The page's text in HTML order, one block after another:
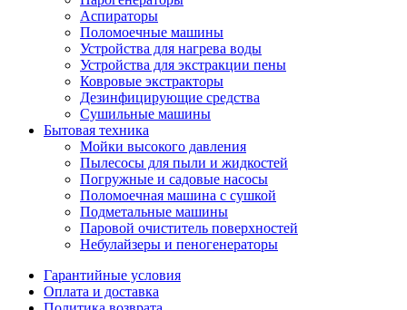
Аспираторы
Поломоечные машины
Устройства для нагрева воды
Устройства для экстракции пены
Ковровые экстракторы
Дезинфицирующие средства
Сушильные машины
Бытовая техника
Мойки высокого давления
Пылесосы для пыли и жидкостей
Погружные и садовые насосы
Поломоечная машина с сушкой
Подметальные машины
Паровой очиститель поверхностей
Небулайзеры и пеногенераторы
Гарантийные условия
Оплата и доставка